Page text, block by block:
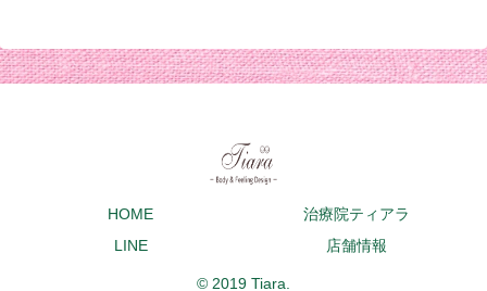
HOME
治療院ティアラ
LINE
店舗情報
© 2019 Tiara.